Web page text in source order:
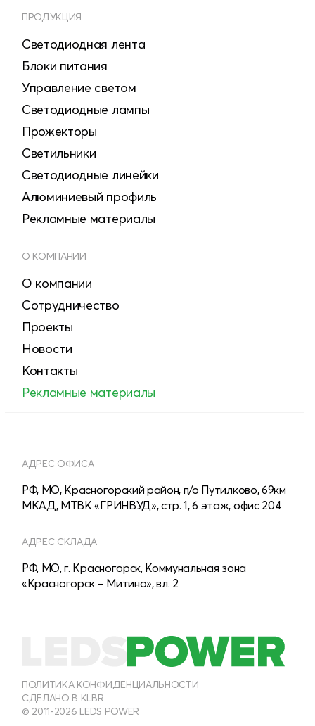
8 (495) 150-40-54
ОТДЕЛ ПРОДАЖ ДЛЯ ЮРИДИЧЕСКИХ ЛИЦ
ПРОДУКЦИЯ
Светодиодная лента
Блоки питания
Управление светом
Светодиодные лампы
Прожекторы
Светильники
Светодиодные линейки
Алюминиевый профиль
Рекламные материалы
О КОМПАНИИ
О компании
Сотрудничество
Проекты
Новости
Контакты
Рекламные материалы
АДРЕС ОФИСА
РФ, МО, Красногорский район, п/о Путилково, 69км
МКАД, МТВК «ГРИНВУД», стр. 1, 6 этаж, офис 204
АДРЕС СКЛАДА
РФ, МО, г. Красногорск, Коммунальная зона
«Красногорск – Митино», вл. 2
© 2011-2026 LEDS POWER
ПОЛИТИКА КОНФИДЕНЦИАЛЬНОСТИ
СДЕЛАНО В KLBR